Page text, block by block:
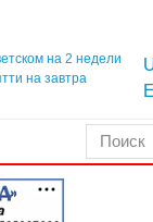
на 2 недели
на завтра